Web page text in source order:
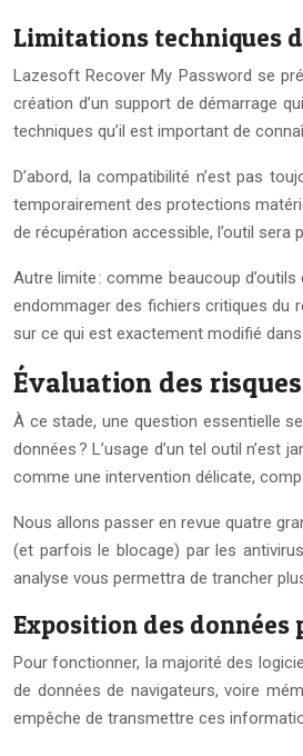
Limitations techniques
Lazesoft Recover My Password se
création d’un support de démarrage
techniques qu’il est important de
D’abord, la compatibilité n’est pas
temporairement des protections
de récupération accessible, l’outil
Autre limite : comme beaucoup
endommager des fichiers critiques du
sur ce qui est exactement modifié
Évaluation des
À ce stade, une question essentielle
données ? L’usage d’un tel outil
comme une intervention délicate,
Nous allons passer en revue quatre
(et parfois le blocage) par les
analyse vous permettra de trancher
Exposition des données
Pour fonctionner, la majorité des
de données de navigateurs, voire
empêche de transmettre ces